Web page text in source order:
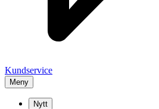
Kundservice
Meny
Nytt